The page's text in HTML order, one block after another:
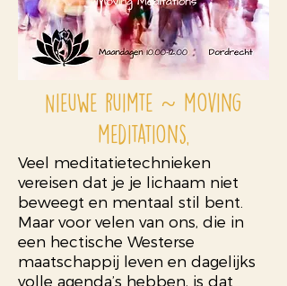
Nieuwe ruimte ~ moving
meditations,
Veel meditatietechnieken
vereisen dat je je lichaam niet
beweegt en mentaal stil bent.
Maar voor velen van ons, die in
een hectische Westerse
maatschappij leven en dagelijks
volle agenda’s hebben, is dat